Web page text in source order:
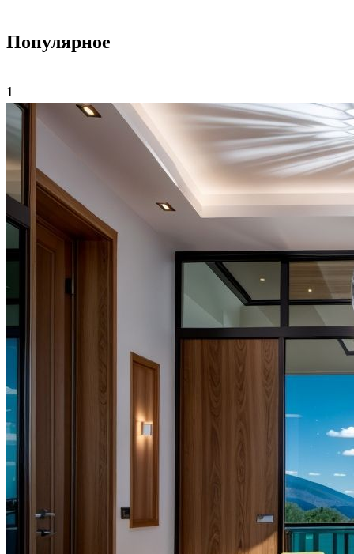
Популярное
1